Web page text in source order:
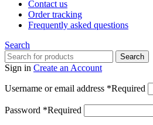
Contact us
Order tracking
Frequently asked questions
Search
Search
Sign in Create an Account
Username or email address *Required
Password *Required